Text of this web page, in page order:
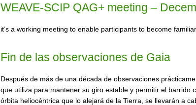
WEAVE-SCIP QAG+ meeting –
it’s a working meeting to enable participants to become
Fin de las observaciones de Gaia
Después de más de una década de observaciones
que utiliza para mantener su giro estable y permitir el
órbita heliocéntrica que lo alejará de la Tierra, se llevarán a